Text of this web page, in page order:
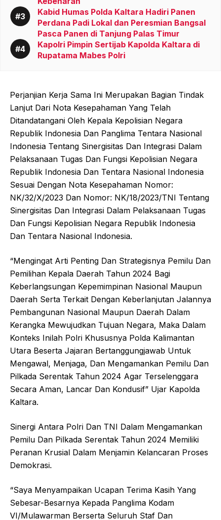
Kabid Humas Polda Kaltara Hadiri Panen
Perdana Padi Lokal dan Peresmian Bangsal
Pasca Panen di Tanjung Palas Timur
Kapolri Pimpin Sertijab Kapolda Kaltara di
Rupatama Mabes Polri
Perjanjian Kerja Sama Ini Merupakan Bagian Tindak
Lanjut Dari Nota Kesepahaman Yang Telah
Ditandatangani Oleh Kepala Kepolisian Negara
Republik Indonesia Dan Panglima Tentara Nasional
Indonesia Tentang Sinergisitas Dan Integrasi Dalam
Pelaksanaan Tugas Dan Fungsi Kepolisian Negara
Republik Indonesia Dan Tentara Nasional Indonesia
Sesuai Dengan Nota Kesepahaman Nomor:
NK/32/X/2023 Dan Nomor: NK/18/2023/TNI Tentang
Sinergisitas Dan Integrasi Dalam Pelaksanaan Tugas
Dan Fungsi Kepolisian Negara Republik Indonesia
Dan Tentara Nasional Indonesia.
“Mengingat Arti Penting Dan Strategisnya Pemilu Dan
Pemilihan Kepala Daerah Tahun 2024 Bagi
Keberlangsungan Kepemimpinan Nasional Maupun
Daerah Serta Terkait Dengan Keberlanjutan Jalannya
Pembangunan Nasional Maupun Daerah Dalam
Kerangka Mewujudkan Tujuan Negara, Maka Dalam
Konteks Inilah Polri Khususnya Polda Kalimantan
Utara Beserta Jajaran Bertanggungjawab Untuk
Mengawal, Menjaga, Dan Mengamankan Pemilu Dan
Pilkada Serentak Tahun 2024 Agar Terselenggara
Secara Aman, Lancar Dan Kondusif” Ujar Kapolda
Kaltara.
Sinergi Antara Polri Dan TNI Dalam Mengamankan
Pemilu Dan Pilkada Serentak Tahun 2024 Memiliki
Peranan Krusial Dalam Menjamin Kelancaran Proses
Demokrasi.
“Saya Menyampaikan Ucapan Terima Kasih Yang
Sebesar-Besarnya Kepada Panglima Kodam
VI/Mulawarman Berserta Seluruh Staf Dan